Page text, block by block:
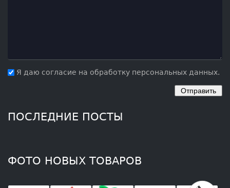
Я даю согласие на обработку персональных данных.
ПОСЛЕДНИЕ ПОСТЫ
ФОТО НОВЫХ ТОВАРОВ